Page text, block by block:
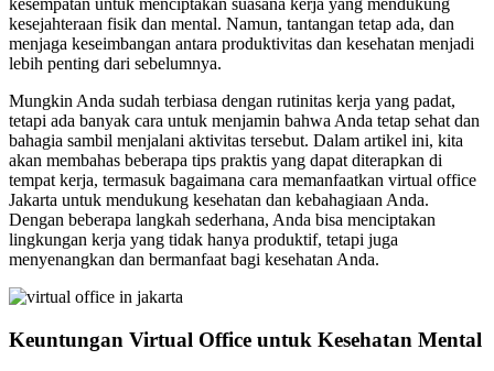
kesejahteraan fisik dan mental. Namun, tantangan tetap ada, dan
menjaga keseimbangan antara produktivitas dan kesehatan menjadi
lebih penting dari sebelumnya.
Mungkin Anda sudah terbiasa dengan rutinitas kerja yang padat,
tetapi ada banyak cara untuk menjamin bahwa Anda tetap sehat dan
bahagia sambil menjalani aktivitas tersebut. Dalam artikel ini, kita
akan membahas beberapa tips praktis yang dapat diterapkan di
tempat kerja, termasuk bagaimana cara memanfaatkan virtual office
Jakarta untuk mendukung kesehatan dan kebahagiaan Anda.
Dengan beberapa langkah sederhana, Anda bisa menciptakan
lingkungan kerja yang tidak hanya produktif, tetapi juga
menyenangkan dan bermanfaat bagi kesehatan Anda.
Keuntungan Virtual Office untuk Kesehatan Mental